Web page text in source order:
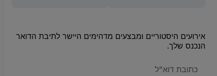
אירועים היסטוריים ומבצעים מדהימים היישר לתיבת הדואר
הנכנס שלך.
שלכם